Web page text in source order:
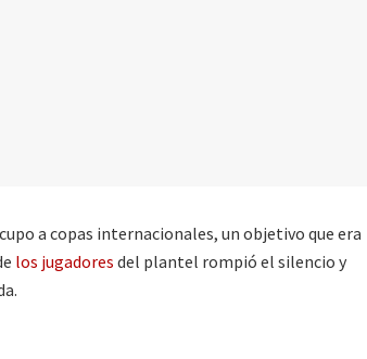
a copas internacionales, un objetivo que era
los jugadores del plantel rompió el silencio y